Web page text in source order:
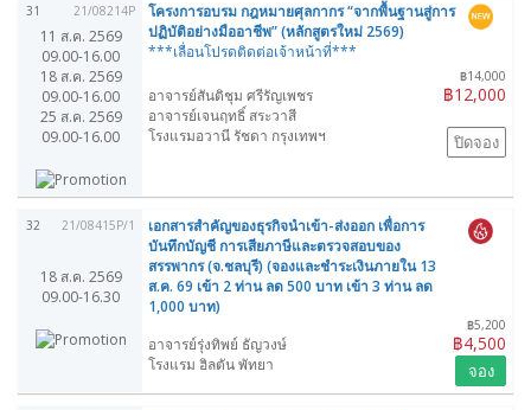
31 21/08214P
11 ส.ค. 2569
09.00-16.00
18 ส.ค. 2569
09.00-16.00
25 ส.ค. 2569
09.00-16.00
โครงการอบรม กฎหมายศุลกากร “จากพื้นฐานสู่การ
ปฏิบัติอย่างมืออาชีพ” (หลักสูตรใหม่ 2569)
***เลื่อนโปรดติดต่อเจ้าหน้าที่***
฿14,000
฿12,000
อาจารย์สันติชุม ศรีรัญเพชร
อาจารย์เจนฤทธิ์ สระวาสี
โรงแรมอวานี รัชดา กรุงเทพฯ
ปิดจอง
32 21/08415P/1
18 ส.ค. 2569
09.00-16.30
เอกสารสำคัญของธุรกิจนำเข้า-ส่งออก เพื่อการ
บันทึกบัญชี การเสียภาษีและตรวจสอบของ
สรรพากร (จ.ชลบุรี) (จองและชำระเงินภายใน 13
ส.ค. 69 เข้า 2 ท่าน ลด 500 บาท เข้า 3 ท่าน ลด
1,000 บาท)
฿5,200
฿4,500
อาจารย์รุ่งทิพย์ ธัญวงษ์
โรงแรม ฮิลตัน พัทยา
จอง